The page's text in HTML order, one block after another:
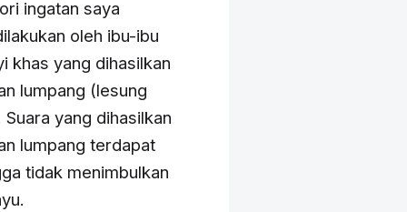
ingatan saya
oleh ibu-ibu
khas yang dihasilkan
lumpang (lesung
yang dihasilkan
lumpang terdapat
tidak menimbulkan